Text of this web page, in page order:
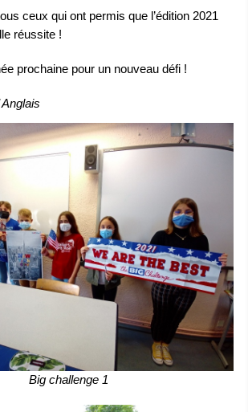
ceux qui ont permis que l’édition 2021
réussite !
prochaine pour un nouveau défi !
Big challenge 1